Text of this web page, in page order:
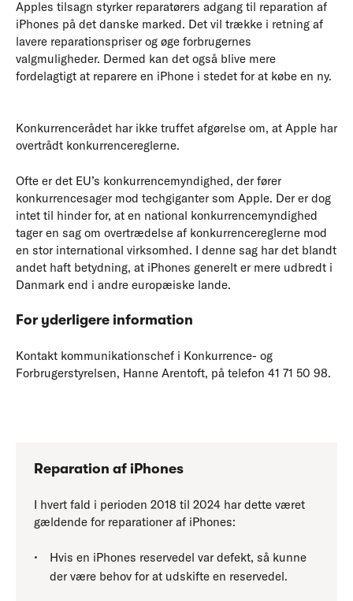
Apples tilsagn styrker reparatørers adgang til reparation af
iPhones på det danske marked. Det vil trække i retning af
lavere reparationspriser og øge forbrugernes
valgmuligheder. Dermed kan det også blive mere
fordelagtigt at reparere en iPhone i stedet for at købe en ny.
Konkurrencerådet har ikke truffet afgørelse om, at Apple har
overtrådt konkurrencereglerne.
Ofte er det EU’s konkurrencemyndighed, der fører
konkurrencesager mod techgiganter som Apple. Der er dog
intet til hinder for, at en national konkurrencemyndighed
tager en sag om overtrædelse af konkurrencereglerne mod
en stor international virksomhed. I denne sag har det blandt
andet haft betydning, at iPhones generelt er mere udbredt i
Danmark end i andre europæiske lande.
For yderligere information
Kontakt kommunikationschef i Konkurrence- og
Forbrugerstyrelsen, Hanne Arentoft, på telefon 41 71 50 98.
Reparation af iPhones
I hvert fald i perioden 2018 til 2024 har dette været
gældende for reparationer af iPhones:
Hvis en iPhones reservedel var defekt, så kunne
der være behov for at udskifte en reservedel.